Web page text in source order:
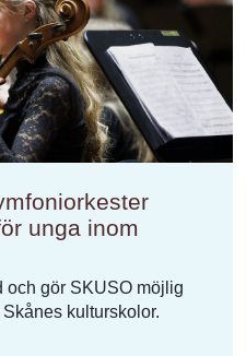
unga inom
och gör SKUSO möjlig
kulturskolor.